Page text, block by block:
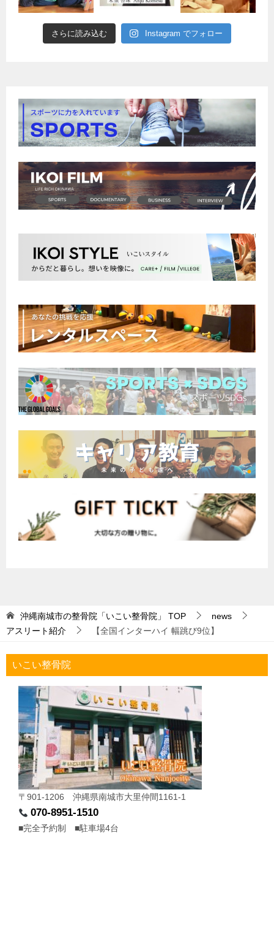
さらに読み込む Instagram でフォロー
沖縄南城市の整骨院「いこい整骨院」 TOP
news
アスリート紹介
【全国インターハイ 幅跳び9位】
いこい整骨院
〒901-1206 沖縄県南城市大里仲間1161-1
070-8951-1510
■完全予約制 ■駐車場4台